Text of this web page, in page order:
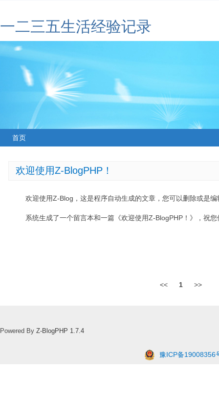
一二三五生活经验记录
首页
欢迎使用Z-BlogPHP！
欢迎使用Z-Blog，这是程序自动生成的文章，您可以删除或是编
系统生成了一个留言本和一篇《欢迎使用Z-BlogPHP！》，祝
<< 1 >>
Powered By Z-BlogPHP 1.7.4
豫ICP备19008356